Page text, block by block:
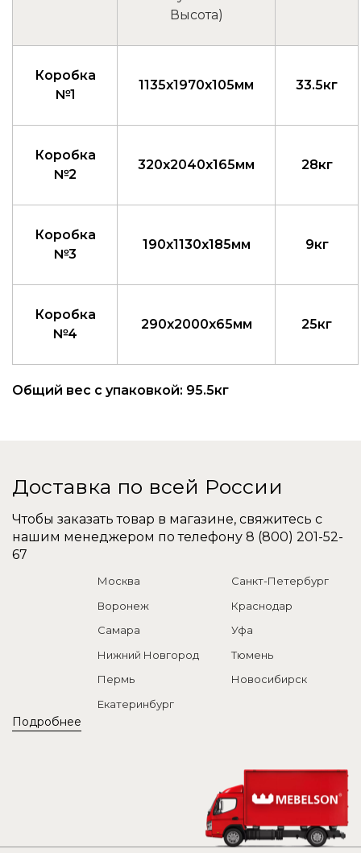
Высота)
Коробка
№1
1135x1970x105мм 33.5кг
Коробка
№2
320x2040x165мм 28кг
Коробка
№3
190x1130x185мм 9кг
Коробка
№4
290x2000x65мм 25кг
Общий вес с упаковкой: 95.5кг
Доставка по всей России
Чтобы заказать товар в магазине, свяжитесь с
нашим менеджером по телефону 8 (800) 201-52-
67
Подробнее
Москва
Санкт-Петербург
Воронеж
Краснодар
Самара
Уфа
Нижний Новгород
Тюмень
Пермь
Новосибирск
Екатеринбург